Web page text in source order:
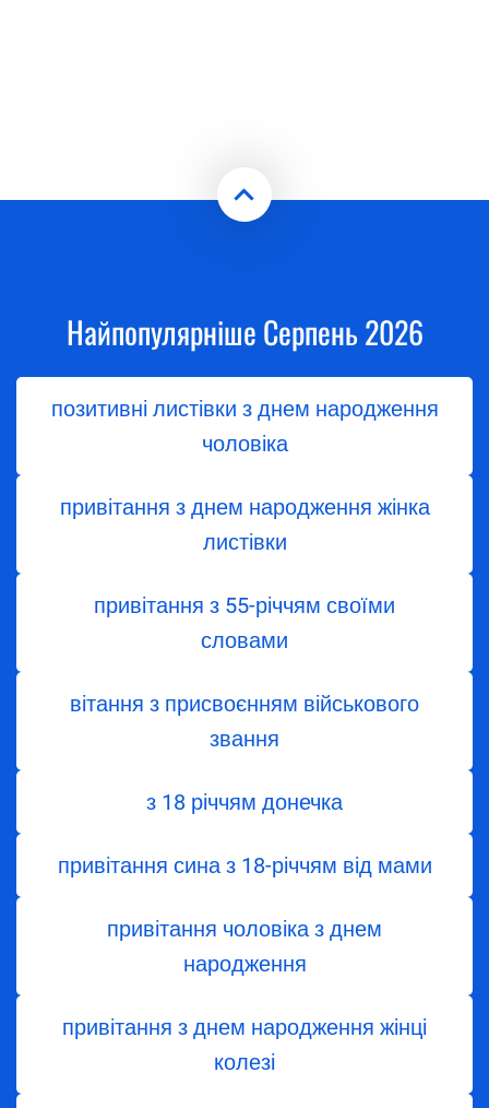
Найпопулярніше Серпень 2026
позитивні листівки з днем народження
чоловіка
привітання з днем народження жінка
листівки
привітання з 55-річчям своїми
словами
вітання з присвоєнням військового
звання
з 18 річчям донечка
привітання сина з 18-річчям від мами
привітання чоловіка з днем
народження
привітання з днем народження жінці
колезі